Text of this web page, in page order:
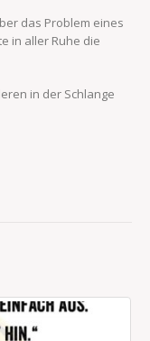
das Problem eines
in aller Ruhe die
in der Schlange